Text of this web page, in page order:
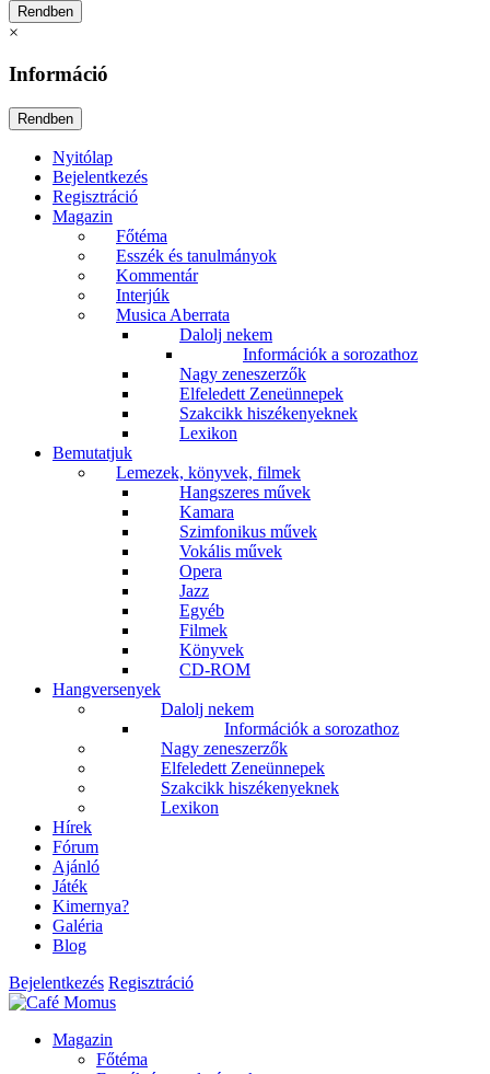
×
Információ
Nyitólap
Bejelentkezés
Regisztráció
Magazin
Főtéma
Esszék és tanulmányok
Kommentár
Interjúk
Musica Aberrata
Dalolj nekem
Információk a sorozathoz
Nagy zeneszerzők
Elfeledett Zeneünnepek
Szakcikk hiszékenyeknek
Lexikon
Bemutatjuk
Lemezek, könyvek, filmek
Hangszeres művek
Kamara
Szimfonikus művek
Vokális művek
Opera
Jazz
Egyéb
Filmek
Könyvek
CD-ROM
Hangversenyek
Dalolj nekem
Információk a sorozathoz
Nagy zeneszerzők
Elfeledett Zeneünnepek
Szakcikk hiszékenyeknek
Lexikon
Hírek
Fórum
Ajánló
Játék
Kimernya?
Galéria
Blog
Bejelentkezés Regisztráció
Magazin
Főtéma